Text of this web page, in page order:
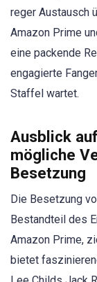
reger Austausch
Amazon Prime
eine packende
engagierte
Staffel wartet.
Ausblick
mögliche
Besetzung
Die Besetzung
Bestandteil des
Amazon Prime,
bietet